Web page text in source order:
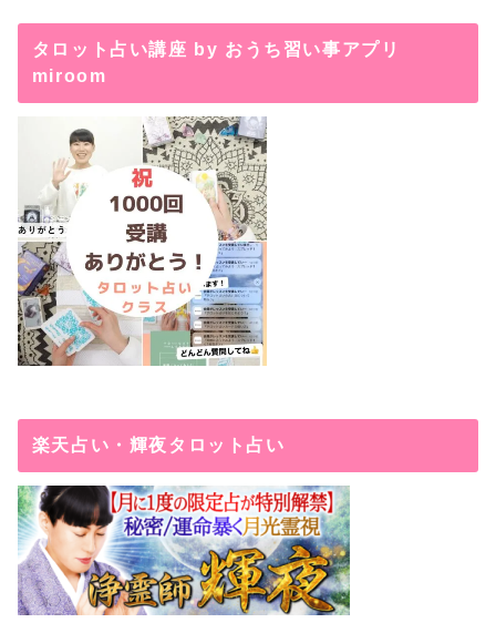
タロット占い講座 by おうち習い事アプリ
miroom
楽天占い・輝夜タロット占い